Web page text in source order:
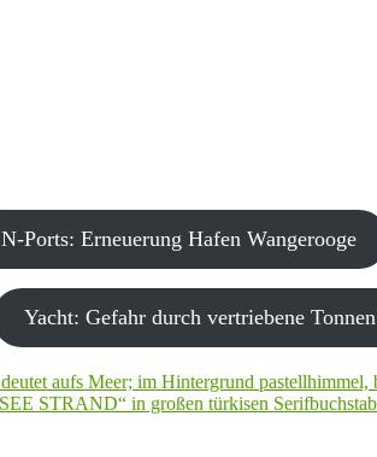
N-Ports: Erneuerung Hafen Wangerooge
Yacht: Gefahr durch vertriebene Tonnen